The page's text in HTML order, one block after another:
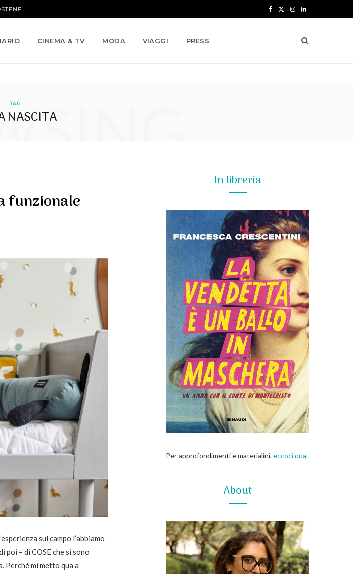
I L
n
CINEMA & TV MODA VIAGGI PRESS
TAG
NASCITA
funzionale
sul campo l’abbiamo
poi – di COSE che si sono
Perché mi metto qua a
In libreria
Per approfondimenti e materialini, eccoci qua.
About